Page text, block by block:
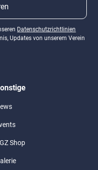
Datenschutzrichtlinien
Updates von unserem Verein
Shop